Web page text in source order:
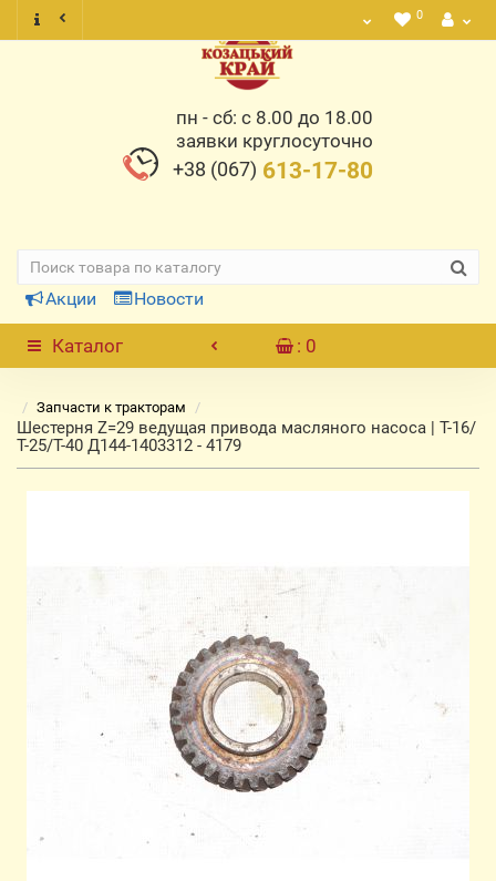
0
пн - сб: с 8.00 до 18.00
заявки круглосуточно
+38 (067) 613-17-80
Акции Новости
Каталог : 0
Запчасти к тракторам
Шестерня Z=29 ведущая привода масляного насоса | Т-16/
Т-25/Т-40 Д144-1403312 - 4179